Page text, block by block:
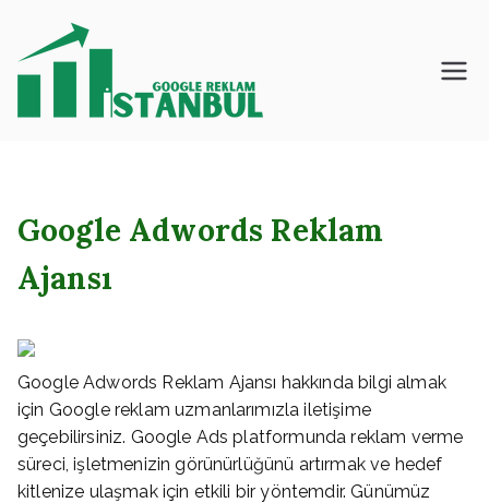
İstanbul – Google
Google Adwords Reklam
Ajansı
Google Adwords Reklam Ajansı hakkında bilgi almak
için Google reklam uzmanlarımızla iletişime
geçebilirsiniz. Google Ads platformunda reklam verme
süreci, işletmenizin görünürlüğünü artırmak ve hedef
kitlenize ulaşmak için etkili bir yöntemdir. Günümüz